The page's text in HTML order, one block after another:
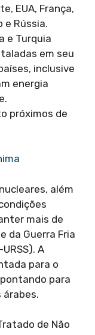
EUA, França,
e Rússia.
e Turquia
em seu
inclusive
energia
próximos de
além
mais de
da Guerra Fria
A
para o
para
árabes.
de Não